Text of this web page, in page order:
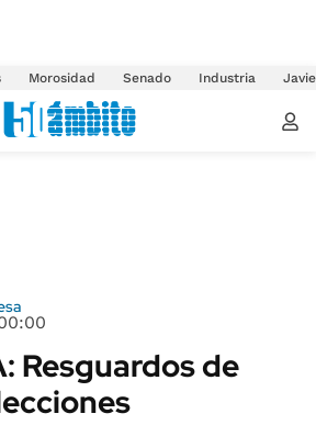
Morosidad Senado Industria
Resguardos de